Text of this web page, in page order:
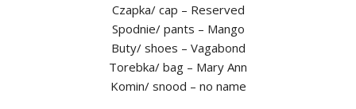
Czapka/ cap – Reserved
Spodnie/ pants – Mango
Buty/ shoes – Vagabond
Torebka/ bag – Mary Ann
Komin/ snood – no name